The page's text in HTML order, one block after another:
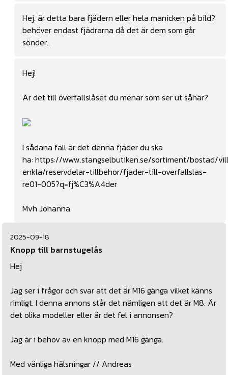
Hej. är detta bara fjädern eller hela manicken på bild?
behöver endast fjädrarna då det är dem som går
sönder..
Hej!
Är det till överfallslåset du menar som ser ut såhär?
I sådana fall är det denna fjäder du ska
ha: https://www.stangselbutiken.se/sortiment/bostad/
enkla/reservdelar-tillbehor/fjader-till-overfallslas-
re01-005?q=fj%C3%A4der
Mvh Johanna
2025-09-18
Knopp till barnstugelås
Hej
Jag ser i frågor och svar att det är M16 gänga vilket känns
rimligt. I denna annons står det nämligen att det är M8. Är
det olika modeller eller är det fel i annonsen?
Jag är i behov av en knopp med M16 gänga.
Med vänliga hälsningar // Andreas